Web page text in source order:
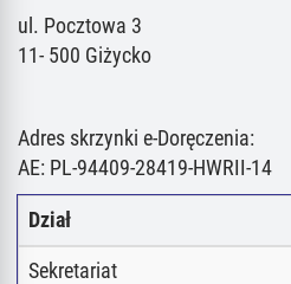
ul. Pocztowa 3
11- 500 Giżycko
Adres skrzynki e-Doręczenia:
AE: PL-94409-28419-HWRII-14
Dział
Sekretariat